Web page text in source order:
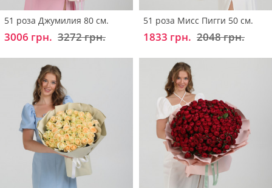
51 роза Джумилия 80 см.
3006 грн. 3272 грн.
51 роза Мисс Пигги 50 см.
1833 грн. 2048 грн.